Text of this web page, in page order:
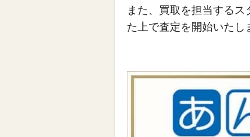
また、買取を担当する
た上で査定を開始いたし